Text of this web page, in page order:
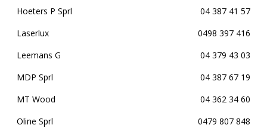
Hoeters P Sprl
04 387 41 57
Laserlux
0498 397 416
Leemans G
04 379 43 03
MDP Sprl
04 387 67 19
MT Wood
04 362 34 60
Oline Sprl
0479 807 848